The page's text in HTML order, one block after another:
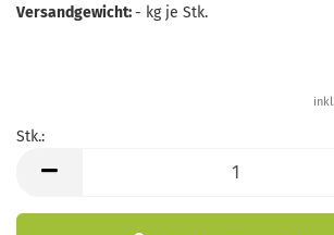
Versandgewicht:- kg je Stk.
Stk.: